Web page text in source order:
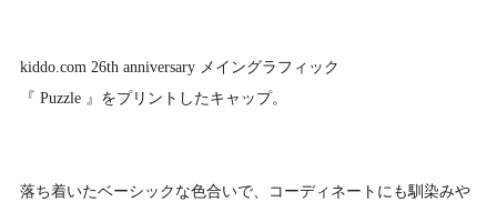
kiddo.com 26th anniversary メイングラフィック
『 Puzzle 』をプリントしたキャップ。
落ち着いたベーシックな色合いで、コーディネートにも馴染みや